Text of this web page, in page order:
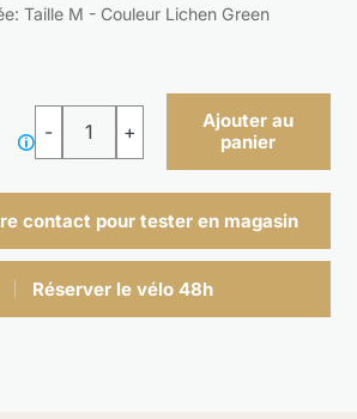
Taille M - Couleur Lichen Green
quantité
4
540
Ajouter au
panier
contact pour tester en magasin
Réserver le vélo 48h